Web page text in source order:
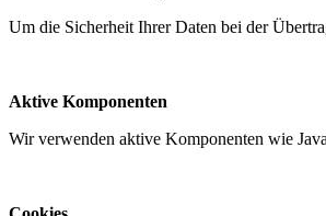
Um die Sicherheit Ihrer Daten bei der
Aktive Komponenten
Wir verwenden aktive Komponenten wie